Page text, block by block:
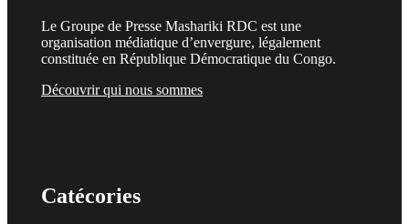
Le Groupe de Presse Mashariki RDC est une
organisation médiatique d’envergure, légalement
constituée en République Démocratique du Congo.
Découvrir qui nous sommes
Catécories